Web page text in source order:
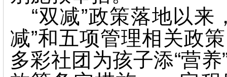
“双减”政策落地以
减”和五项管理相关政
多彩社团为孩子添“营